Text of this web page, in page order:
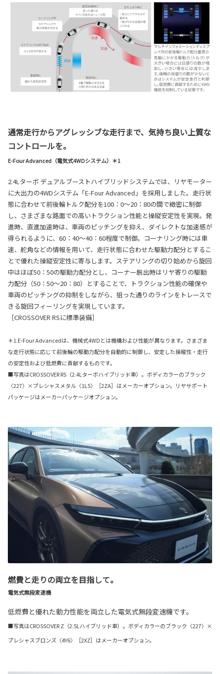
通常走行からアグレッシブな走行まで、気持ち良い上質な
コントロールを。
E-Four Advanced（電気式4WDシステム）＊1
2.4Lターボ デュアルブーストハイブリッドシステムでは、リヤモーター
に大出力の4WDシステム「E-Four Advanced」を採用しました。走行状
態に合わせて前後輪トルク配分を100：0〜20：80の間で緻密に制御
し、さまざまな路面での高いトラクション性能と操縦安定性を実現。発
進時、直進加速時は、車両のピッチングを抑え、ダイレクトな加速感が
得られるように、60：40～40：60程度で制御。コーナリング時には車
速、舵角などの情報を用いて、走行状態に合わせた駆動力配分とするこ
とで優れた操縦安定性に寄与します。ステアリングの切り始めから旋回
中はほぼ50：50の駆動力配分とし、コーナー脱出時はリヤ寄りの駆動
力配分（50：50～20：80）とすることで、トラクション性能の確保や
車両のピッチングの抑制をしながら、狙った通りのラインをトレースで
きる旋回フィーリングを実現しています。
［CROSSOVER RSに標準装備］
＊1.E-Four Advancedは、機械式4WDとは機構および性能が異なります。さまざま
な走行状態に応じて前後輪の駆動力配分を自動的に制御し、安定した操縦性・走行
の安定性および低燃費に貢献するものです。
■写真はCROSSOVER RS（2.4Lターボハイブリッド車）。ボディカラーのブラック
〈227〉×プレシャスメタル〈1L5〉［2ZA］はメーカーオプション。リヤサポート
パッケージはメーカーパッケージオプション。
燃費と走りの両立を目指して。
電気式無段変速機
低燃費と優れた動力性能を両立した電気式無段変速機です。
■写真はCROSSOVER Z（2.5Lハイブリッド車）。ボディカラーのブラック〈227〉×
プレシャスブロンズ〈4Y6〉［2XZ］はメーカーオプション。